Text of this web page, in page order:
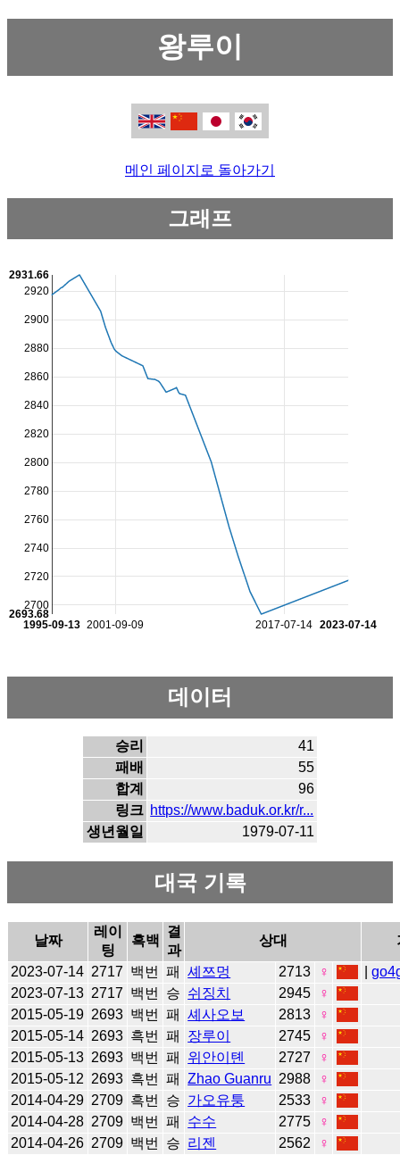
왕루이
메인 페이지로 돌아가기
그래프
2001-09-09 2017-07-14
1995-09-13 2023-07-14
2700
2720
2740
2760
2780
2800
2820
2840
2860
2880
2900
2920
2693.68
2931.66
데이터
승리
41
패배
55
합계
96
링크 https://www.baduk.or.kr/r...
생년월일
1979-07-11
대국 기록
날짜
레이
팅
흑백
결
과
상대
2023-07-14 2717 백번 패 셰쯔멍 2713 ♀ |
2023-07-13 2717 백번 승 쉬징치 2945
♀
2015-05-19 2693 백번 패 셰사오보 2813
♀
2015-05-14 2693 흑번 패 장루이 2745
♀
2015-05-13 2693 백번 패 위안이톈 2727
♀
2015-05-12 2693 흑번 패 Zhao Guanru 2988
♀
2014-04-29 2709 흑번 승 가오유퉁 2533
♀
2014-04-28 2709 백번 패 수수 2775
♀
2014-04-26 2709 백번 승 리젠 2562
♀